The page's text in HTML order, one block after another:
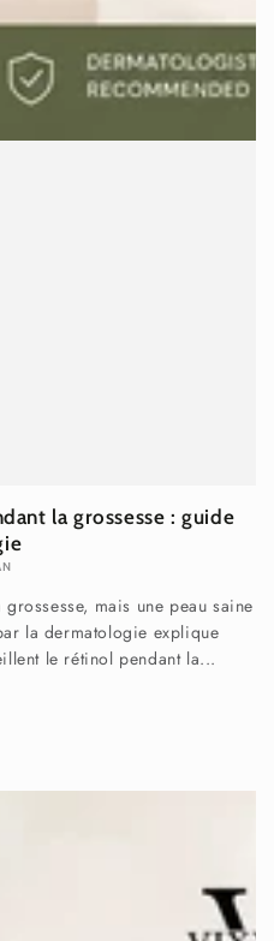
la grossesse : guide
mais une peau saine
la dermatologie explique
le rétinol pendant la...